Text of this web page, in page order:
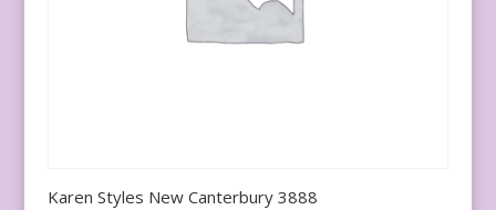
Karen Styles New Canterbury 3888